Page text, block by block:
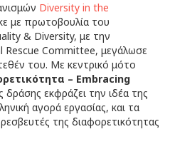
Diversity in the
με πρωτοβουλία του
& Diversity, με την
Committee, μεγάλωσε
του. Με κεντρικό μότο
– Embracing
εκφράζει την ιδέα της
αγορά εργασίας, και τα
της διαφορετικότητας